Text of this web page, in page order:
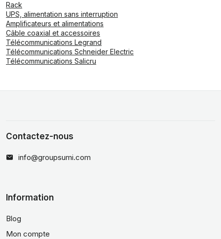
Rack
UPS, alimentation sans interruption
Amplificateurs et alimentations
Câble coaxial et accessoires
Télécommunications Legrand
Télécommunications Schneider Electric
Télécommunications Salicru
Contactez-nous
info@groupsumi.com
Information
Blog
Mon compte